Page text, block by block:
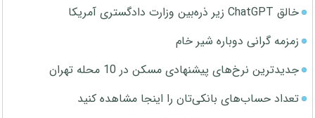
خالق ChatGPT زیر ذره‌بین وزارت دادگستری آمریکا
زمزمه گرانی دوباره شیر خام
جدیدترین نرخ‌های پیشنهادی مسکن در 10 محله تهران
تعداد حساب‌های بانکی‌تان را اینجا مشاهده کنید